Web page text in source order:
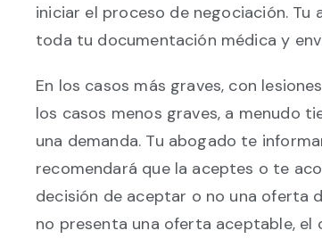
iniciar el proceso de negociación. Tu
toda tu documentación médica y
En los casos más graves, con
los casos menos graves, a menudo
una demanda. Tu abogado te
recomendará que la aceptes o te
decisión de aceptar o no una oferta
no presenta una oferta aceptable,